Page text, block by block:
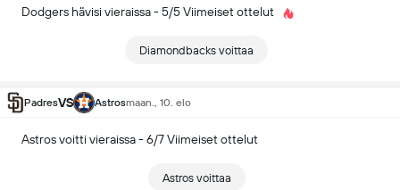
Dodgers hävisi vieraissa - 5/5 Viimeiset ottelut
Diamondbacks voittaa
PadresVS Astrosmaan., 10. elo
Astros voitti vieraissa - 6/7 Viimeiset ottelut
Astros voittaa